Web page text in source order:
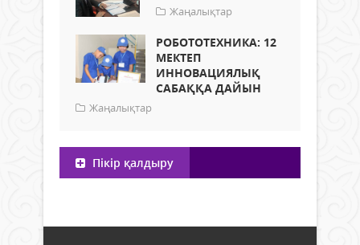
Жаңалықтар
РОБОТОТЕХНИКА: 12
МЕКТЕП
ИННОВАЦИЯЛЫҚ
САБАҚҚА ДАЙЫН
Жаңалықтар
Пікір қалдыру